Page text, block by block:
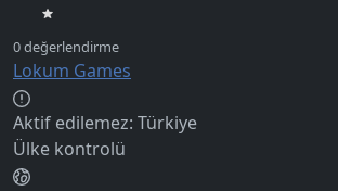
Lokum Games
Aktif edilemez: Türkiye
Ülke kontrolü